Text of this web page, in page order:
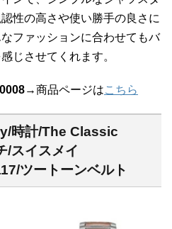
性の高さや使い勝手の良さに
ファッションに合わせてもバ
じさせてくれます。
→商品ページはこちら
時計/The Classic
/スイスメイ
ツートーンベルト